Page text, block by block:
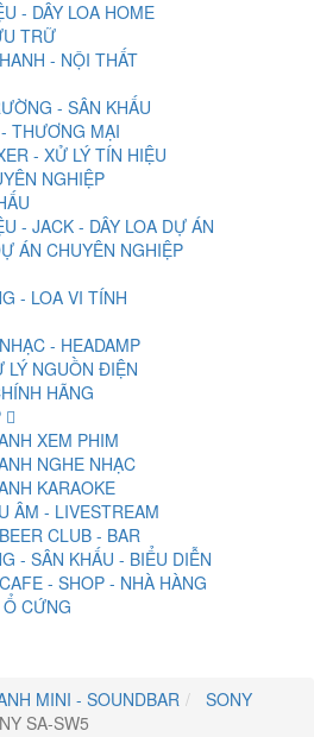
- DÂY LOA HOME
TRỮ
- NỘI THẤT
- SÂN KHẤU
THƯƠNG MẠI
- XỬ LÝ TÍN HIỆU
NGHIỆP
- JACK - DÂY LOA DỰ ÁN
ÁN CHUYÊN NGHIỆP
- LOA VI TÍNH
- HEADAMP
LÝ NGUỒN ĐIỆN
HÃNG
XEM PHIM
NGHE NHẠC
KARAOKE
ÂM - LIVESTREAM
CLUB - BAR
- SÂN KHẤU - BIỂU DIỄN
- SHOP - NHÀ HÀNG
CỨNG
MINI - SOUNDBAR
SONY
SA-SW5